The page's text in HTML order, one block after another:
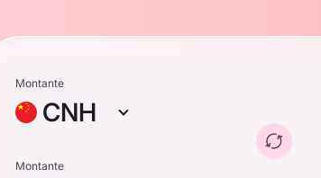
Montante
CNH
Montante